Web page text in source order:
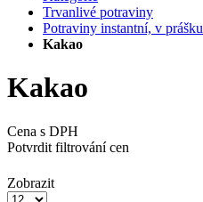
Trvanlivé potraviny
Potraviny instantní, v prášku
Kakao
Kakao
Cena s DPH
Potvrdit filtrování cen
Zobrazit